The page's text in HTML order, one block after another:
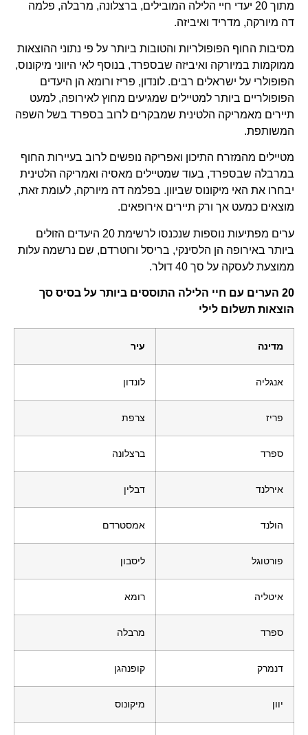
מתוך 20 יעדי חיי הלילה המובילים, ברצלונה, מרבלה, פלמה
דה מיורקה, מדריד ואיביזה.
מסיבות החוף הפופולריות והטובות ביותר על פי נתוני ההוצאות
ממוקמות במיורקה ואיביזה שבספרד, בנוסף לאי היווני מיקונוס,
הפופולרי על ישראלים רבים. לונדון, פריז ורומא הן היעדים
הפופולריים ביותר למטיילים שמגיעים מחוץ לאירופה, למעט
תיירים מאמריקה הלטינית שמבקרים לרוב בספרד בשל השפה
המשותפת.
מטיילים מהמזרח התיכון ואפריקה נופשים לרוב בעיירות החוף
במרבלה שבספרד, בעוד שמטיילים מאסיה ואמריקה הלטינית
יבחרו את האי מיקונוס שביוון. בפלמה דה מיורקה, לעומת זאת,
מוצאים כמעט אך ורק תיירים אירופאים.
ערים מפתיעות נוספות שנכנסו לרשימת 20 היעדים הזולים
ביותר באירופה הן הלסינקי, בריסל ורוטרדם, שם נרשמה עלות
ממוצעת לעסקה על סך 40 דולר.
20 הערים עם חיי הלילה התוססים ביותר על בסיס סך
הוצאות תשלום לילי
מדינה
אנגליה לונדון
פריז צרפת
ספרד ברצלונה
אירלנד דבלין
הולנד אמסטרדם
פורטוגל ליסבון
איטליה רומא
ספרד מרבלה
דנמרק קופנהגן
מיקונוס